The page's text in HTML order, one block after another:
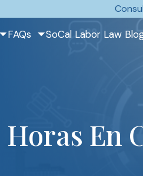
FAQs SoCal Labor Law
Horas En